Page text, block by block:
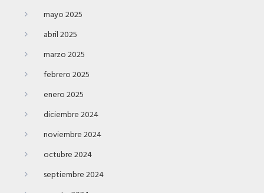
mayo 2025
abril 2025
marzo 2025
febrero 2025
enero 2025
diciembre 2024
noviembre 2024
octubre 2024
septiembre 2024